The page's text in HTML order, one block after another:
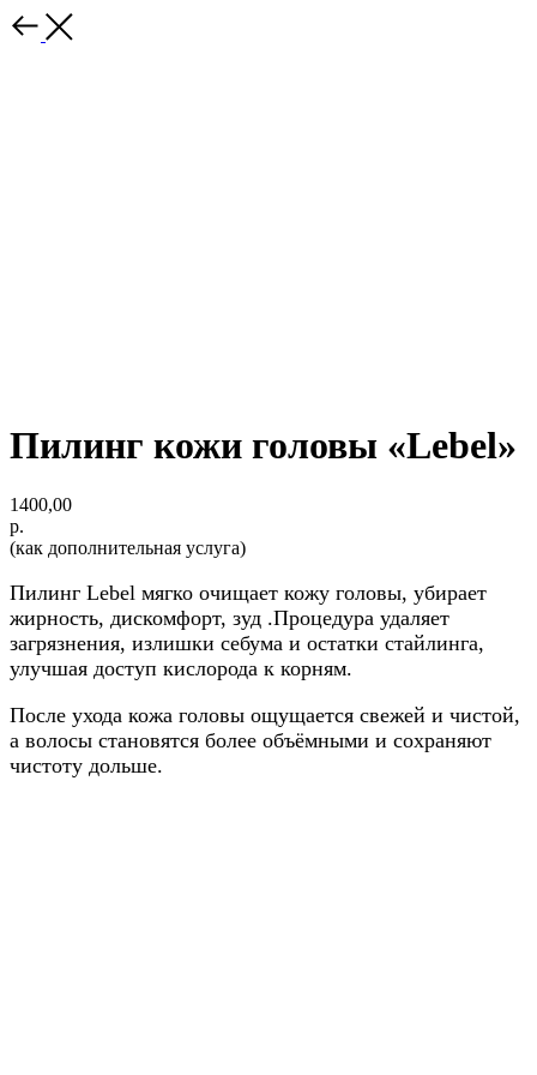
Пилинг кожи головы «Lebel»
1400,00
р.
(как дополнительная услуга)
Пилинг Lebel мягко очищает кожу головы, убирает
жирность, дискомфорт, зуд .Процедура удаляет
загрязнения, излишки себума и остатки стайлинга,
улучшая доступ кислорода к корням.
После ухода кожа головы ощущается свежей и чистой,
а волосы становятся более объёмными и сохраняют
чистоту дольше.